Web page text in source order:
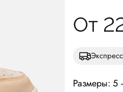
От
Размеры: 5